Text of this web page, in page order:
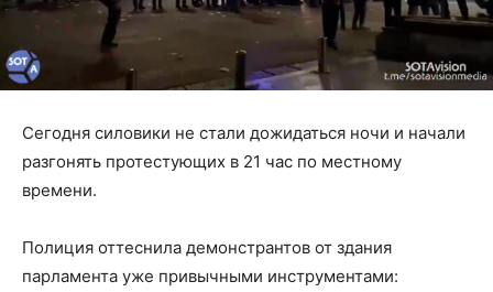
Сегодня силовики не стали дожидаться ночи и начали
разгонять протестующих в 21 час по местному
времени.
Полиция оттеснила демонстрантов от здания
парламента уже привычными инструментами: